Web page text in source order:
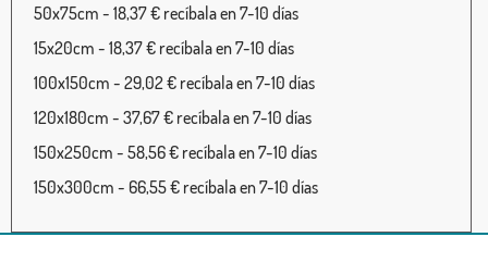
50x75cm - 18,37 € recíbala en 7-10 días
15x20cm - 18,37 € recíbala en 7-10 días
100x150cm - 29,02 € recíbala en 7-10 días
120x180cm - 37,67 € recíbala en 7-10 días
150x250cm - 58,56 € recíbala en 7-10 días
150x300cm - 66,55 € recíbala en 7-10 días